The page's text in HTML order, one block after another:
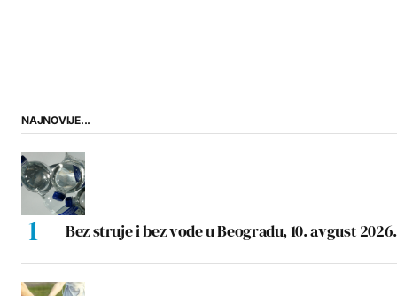
NAJNOVIJE...
Bez struje i bez vode u Beogradu, 10. avgust 2026.